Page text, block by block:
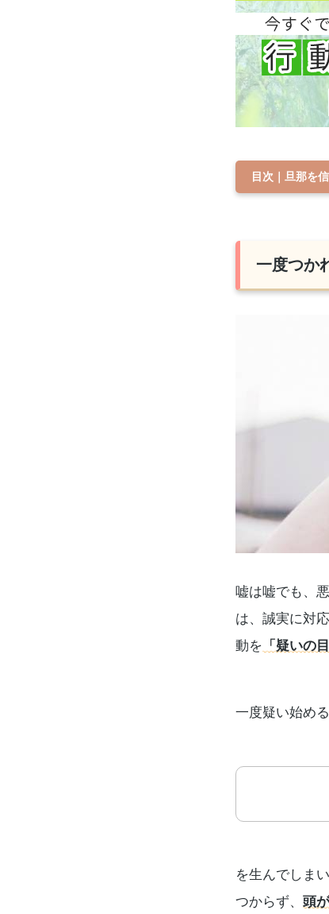
目次｜旦那を
一度つか
嘘は嘘でも、
は、誠実に対
動を 「疑いの目
一度疑い始め
を生んでしま
つからず、 頭